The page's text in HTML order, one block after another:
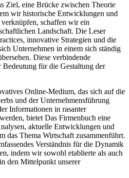
Ziel, eine Brücke zwischen Theorie
wir historische Entwicklungen und
schaffen wir ein
Landschaft. Die Leser
innovative Strategien und die
Unternehmen in einem sich ständig
Diese verbindende
Bedeutung für die Gestaltung der
Online-Medium, das sich auf die
und der Unternehmensführung
Informationen in rasanter
bietet Das Firmenbuch eine
aktuelle Entwicklungen und
das Thema Wirtschaft zusammenführt.
Verständnis für die Dynamik
indem wir sowohl etablierte als auch
den Mittelpunkt unserer